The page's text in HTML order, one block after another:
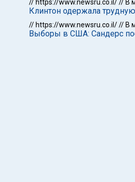
// https://www.newsru.co.il/// В
Клинтон одержала
// https://www.newsru.co.il/// В
Выборы в США: Сандерс